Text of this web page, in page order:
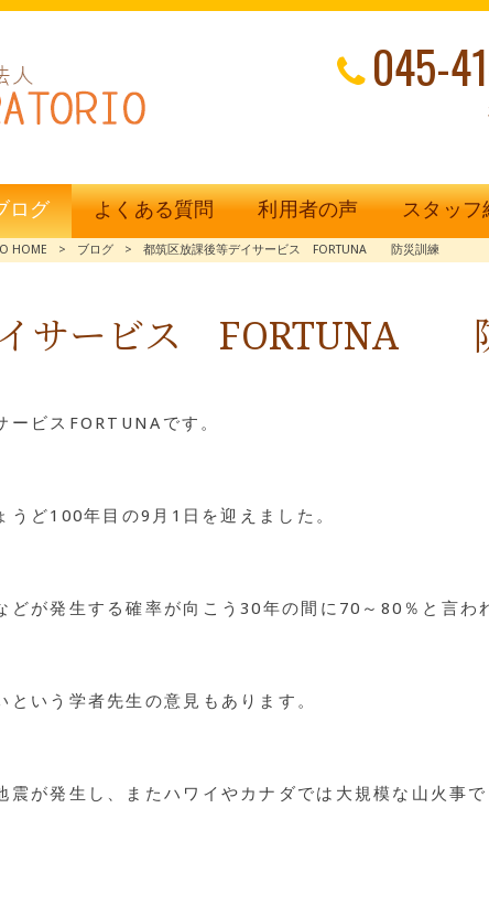
045-
ログ よくある質問 利用者の声 スタッフ
HOME > ブログ > 都筑区放課後等デイサービス FORTUNA 防災訓練
イサービス FORTUNA
ビスFORTUNAです。
ど100年目の9月1日を迎えました。
が発生する確率が向こう30年の間に70～80％と言わ
いう学者先生の意見もあります。
が発生し、またハワイやカナダでは大規模な山火事